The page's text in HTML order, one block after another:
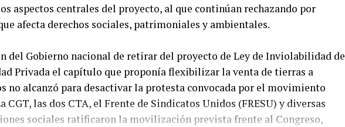
aspectos centrales del proyecto, al que continúan rechazando por
afecta derechos sociales, patrimoniales y ambientales.
del Gobierno nacional de retirar del proyecto de Ley de Inviolabilidad de
Privada el capítulo que proponía flexibilizar la venta de tierras a
no alcanzó para desactivar la protesta convocada por el movimiento
CGT, las dos CTA, el Frente de Sindicatos Unidos (FRESU) y diversas
sociales ratificaron la movilización prevista frente al Congreso,